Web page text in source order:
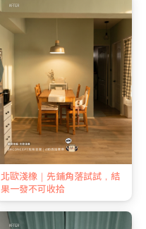
北歐淺橡｜先鋪角落試試，結
果一發不可收拾